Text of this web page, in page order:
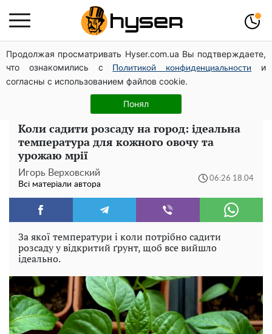
Продолжая просматривать Hyser.com.ua Вы подтверждаете,
что ознакомились с
Политикой конфиденциальности
и
согласны с использованием файлов cookie.
Понял
Гола Олена Тополя у цікавих позах змусила відвисати
щелепи: злив відео – було лише початком
Повністю гола Анна Трінчер блиснула "принадами":
таких розмірів ви ще не бачили
Коли садити розсаду на город: ідеальна
температура для кожного овочу та
урожаю мрії
Игорь Верховский
Всі матеріали автора
06:26 18.04
За якої температури і коли потрібно садити
розсаду у відкритий ґрунт, щоб все вийшло
ідеально.